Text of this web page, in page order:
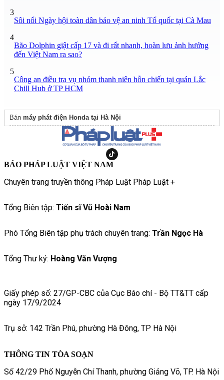
3
Sôi nổi Ngày hội toàn dân bảo vệ an ninh Tổ quốc tại Cà Mau
4
Bão Dolphin giật cấp 17 và đi rất nhanh, hoàn lưu ảnh hưởng
đến Việt Nam ra sao?
5
Công an điều tra vụ nhóm thanh niên hỗn chiến tại quán Lắc
Chill Hub ở TP HCM
Bán máy phát điện Honda tại Hà Nội
BÁO PHÁP LUẬT VIỆT NAM
Chuyên trang truyền thông Pháp Luật Pháp Luật +
Tổng Biên tập: Tiến sĩ Vũ Hoài Nam
Phó Tổng Biên tập phụ trách chuyên trang: Trần Ngọc Hà
Tổng Thư ký: Hoàng Văn Vượng
Giấy phép số: 27/GP-CBC của Cục Báo chí - Bộ TT&TT cấp
ngày 17/9/2024
Trụ sở: 142 Trần Phú, phường Hà Đông, TP Hà Nội
THÔNG TIN TÒA SOẠN
Số 42/29 Phố Nguyễn Chí Thanh, phường Giảng Võ, TP. Hà Nội